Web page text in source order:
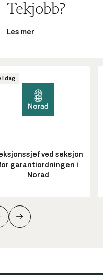
Tekjobb?
Les mer
i dag
ved seksjon
garantiordningen i
Norad